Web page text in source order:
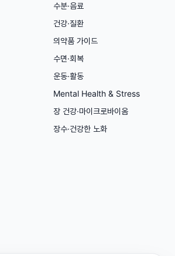
수분·음료
건강·질환
의약품 가이드
수면·회복
운동·활동
Mental Health & Stress
장 건강·마이크로바이옴
장수·건강한 노화